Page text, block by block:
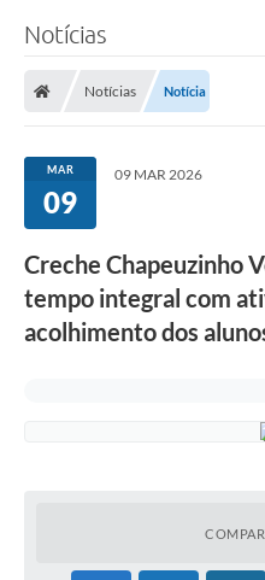
Notícias
Notícias Notícia
MAR
09
09 MAR 2026
Creche Chapeuzinho
tempo integral com
acolhimento dos